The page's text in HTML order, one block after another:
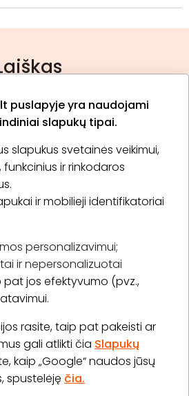
puslapyje yra naudojami
slapukų tipai.
slapukus svetainės veikimui,
ir rinkodaros
ir mobilieji identifikatoriai
personalizavimui;
ir nepersonalizuotai
pat jos efektyvumo (pvz.,
rasite, taip pat pakeisti ar
gali atlikti čia Slapukų
kaip „Google“ naudos jūsų
spustelėję čia.
privatumo politika